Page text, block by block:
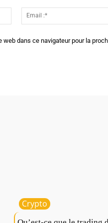
:*
web dans ce navigateur pour la
Crypto